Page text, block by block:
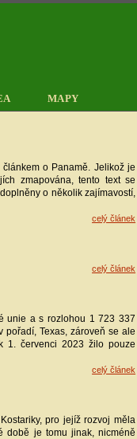
MAPY
o Panamě. Jelikož je
zmapována, tento text se
o několik zajímavostí,
celý článek
celý článek
unie a s rozlohou 1 723 337
pořadí, Texas, zároveň se ale
1. červenci 2023 žilo pouze
celý článek
pro jejíž rozvoj měla
době je tomu jinak, nicméně